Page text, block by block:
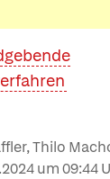
Thilo
um 09:44